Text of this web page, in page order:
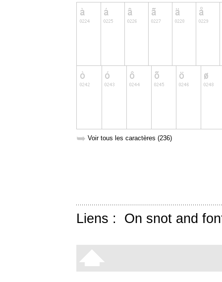
➥ Voir tous les caractères (236)
Liens : On snot and